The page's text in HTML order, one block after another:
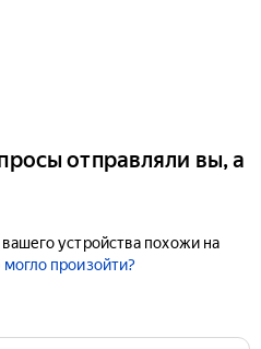
отправляли вы, а
устройства похожи на
произойти?